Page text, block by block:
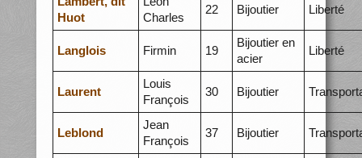
Huot
Charles
22 Bijoutier Liberté
Langlois Firmin 19
Bijoutier en
acier
Liberté
Laurent
Louis
François
30 Bijoutier
Leblond
Jean
François
37 Bijoutier